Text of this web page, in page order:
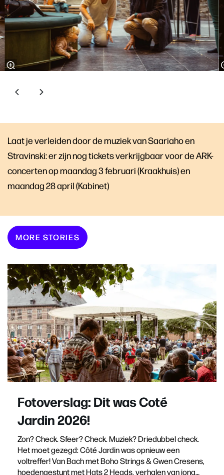
Laat je verleiden door de muziek van Saariaho en
Stravinski: er zijn nog tickets verkrijgbaar voor de ARK-
concerten op maandag 3 februari (Kraakhuis) en
maandag 28 april (Kabinet)
MORE STORIES
Fotoverslag: Dit was Coté
Jardin 2026!
Zon? Check. Sfeer? Check. Muziek? Driedubbel check.
Het moet gezegd: Côté Jardin was opnieuw een
voltreffer! Van Bach met Boho Strings & Gwen Cresens,
hoedengestunt met Hats 2 Heads, verhalen van jong…